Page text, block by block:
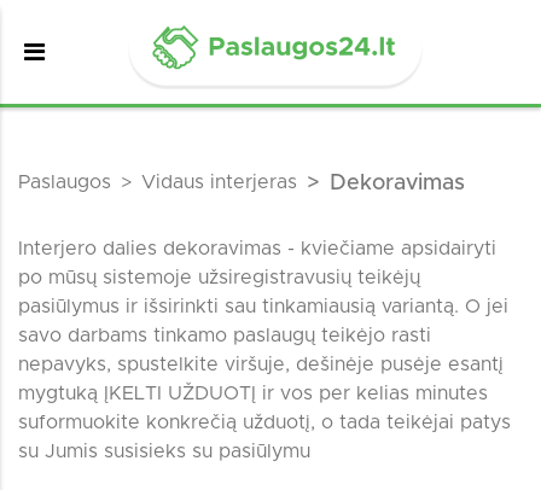
Paslaugos Vidaus interjeras Dekoravimas
Interjero dalies dekoravimas - kviečiame apsidairyti
po mūsų sistemoje užsiregistravusių teikėjų
pasiūlymus ir išsirinkti sau tinkamiausią variantą. O jei
savo darbams tinkamo paslaugų teikėjo rasti
nepavyks, spustelkite viršuje, dešinėje pusėje esantį
mygtuką ĮKELTI UŽDUOTĮ ir vos per kelias minutes
suformuokite konkrečią užduotį, o tada teikėjai patys
su Jumis susisieks su pasiūlymu